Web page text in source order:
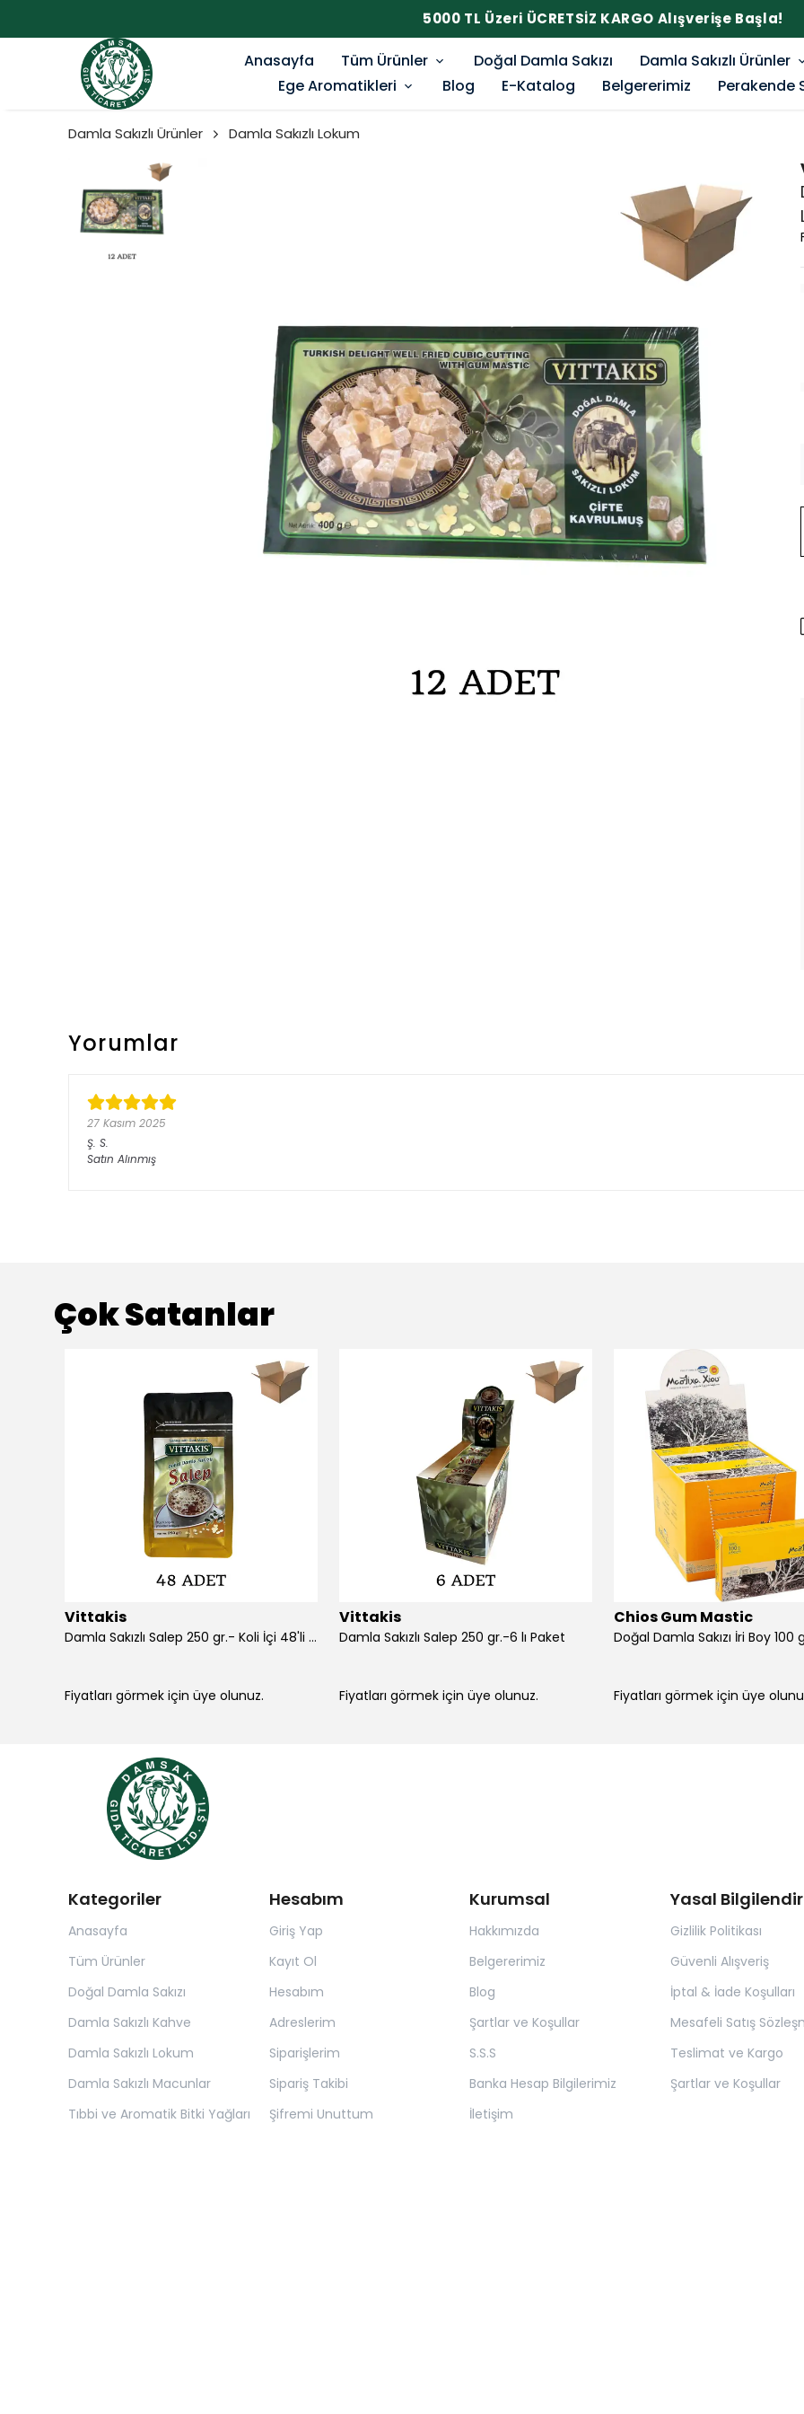
5000 TL Üzeri ÜCRETSİZ KARGO Alışverişe Başla!
Anasayfa Tüm Ürünler Doğal Damla Sakızı
Damla Sakızlı Ürünler
Ege Aromatikleri
Blog E-Katalog Belgererimiz Perakende
Damla Sakızlı Ürünler Damla Sakızlı Lokum
Yorumlar
27 Kasım 2025
Ş. S.
Satın Alınmış
Çok Satanlar
Vittakis
Damla Sakızlı Salep 250 gr.- Koli İçi 48'li (250 gr x 6 Ad x 8 )
Fiyatları görmek için üye olunuz.
Vittakis
Damla Sakızlı Salep 250 gr.-6 lı Paket
Fiyatları görmek için üye olunuz.
Chios Gum Mastic
Fiyatları görmek için üye
Kategoriler
Anasayfa
Tüm Ürünler
Doğal Damla Sakızı
Damla Sakızlı Kahve
Damla Sakızlı Lokum
Damla Sakızlı Macunlar
Tıbbi ve Aromatik Bitki Yağları
Hesabım
Giriş Yap
Kayıt Ol
Hesabım
Adreslerim
Siparişlerim
Sipariş Takibi
Şifremi Unuttum
Kurumsal
Hakkımızda
Belgererimiz
Blog
Şartlar ve Koşullar
S.S.S
Banka Hesap Bilgilerimiz
İletişim
Yasal
Gizlilik Politikası
Güvenli Alışveriş
İptal & İade Koşulları
Mesafeli Satış
Teslimat ve Kargo
Şartlar ve Koşullar